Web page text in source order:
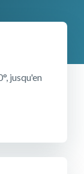
jusqu'en